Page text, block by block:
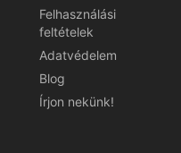
Felhasználási
feltételek
Adatvédelem
Blog
Írjon nekünk!